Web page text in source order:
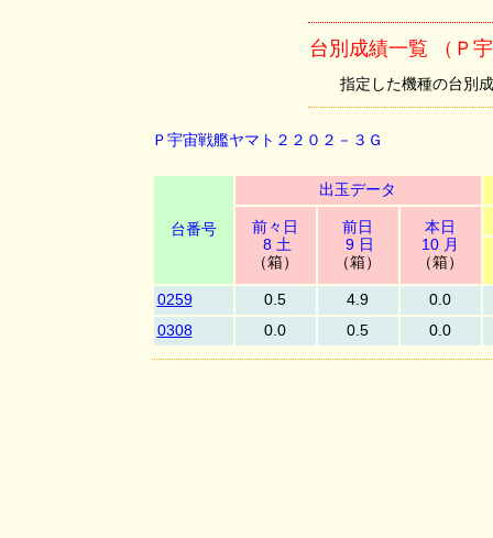
台別成績一覧 （Ｐ
指定した機種の台別
Ｐ宇宙戦艦ヤマト２２０２－３Ｇ
台番号
出玉データ
前々日
8 土
（箱）
前日
9 日
（箱）
本日
10 月
（箱）
0259 0.5 4.9
0.0
0308
0.0 0.5 0.0